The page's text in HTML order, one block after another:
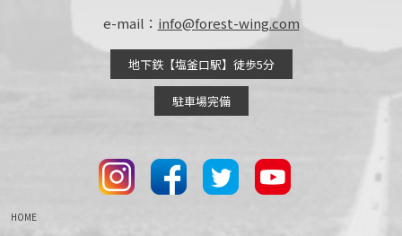
e-mail： info@forest-wing.com
地下鉄【塩釜口駅】徒歩5分
駐車場完備
HOME